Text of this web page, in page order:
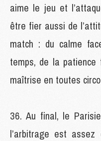
aime le jeu et
être fier aussi de
match : du calme
temps, de la
maîtrise en toutes
Au final, le
l’arbitrage est assez